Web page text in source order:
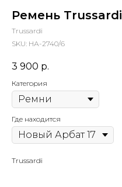
Ремень Trussardi
Trussardi
SKU: НА-2740/6
3 900 р.
Категория
Где находится
Trussardi